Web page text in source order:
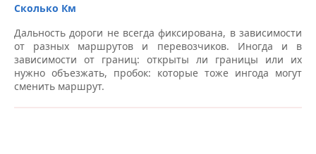
Автовокзал “Центральный”, пр-т Науки, 1 (остановка
общественного транспорта) – Автовокзалы Киев
Станция метро “Бориспольская”, Бориспольское
шоссе – Автовокзалы Киев
Сколько Км
Дальность дороги не всегда фиксирована, в зависимости
от разных маршрутов и перевозчиков. Иногда и в
зависимости от границ: открыты ли границы или их
нужно объезжать, пробок: которые тоже ингода могут
сменить маршрут.